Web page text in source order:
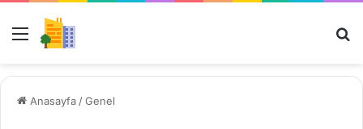
Menü
Anasayfa /Genel